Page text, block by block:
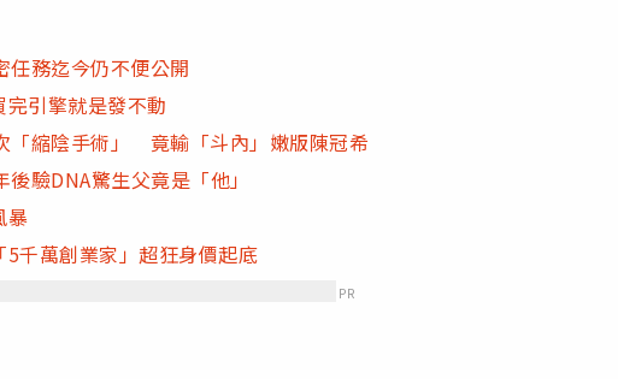
務迄今仍不便公開
引擎就是發不動
「縮陰手術」 竟輸「斗內」嫩版陳冠希
驗DNA驚生父竟是「他」
暴
千萬創業家」超狂身價起底
PR